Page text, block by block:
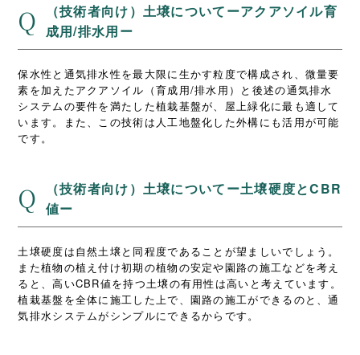
Q
（技術者向け）土壌についてーアクアソイル育
成用/排水用ー
保水性と通気排水性を最大限に生かす粒度で構成され、微量要
素を加えたアクアソイル（育成用/排水用）と後述の通気排水
システムの要件を満たした植栽基盤が、屋上緑化に最も適して
います。また、この技術は人工地盤化した外構にも活用が可能
です。
Q
（技術者向け）土壌についてー土壌硬度とCBR
値ー
土壌硬度は自然土壌と同程度であることが望ましいでしょう。
また植物の植え付け初期の植物の安定や園路の施工などを考え
ると、高いCBR値を持つ土壌の有用性は高いと考えています。
植栽基盤を全体に施工した上で、園路の施工ができるのと、通
気排水システムがシンプルにできるからです。